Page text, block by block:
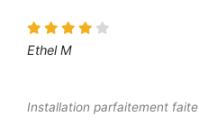
Ethel M
Installation parfaitement faite